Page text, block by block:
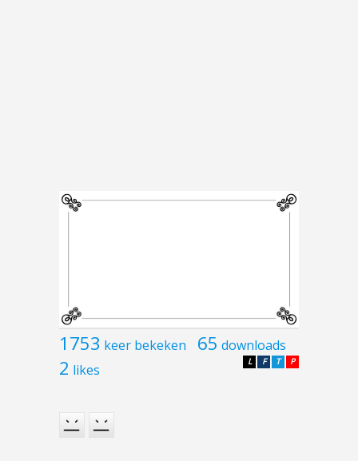
1753 keer bekeken 65 downloads
2 likes P
T
F
L